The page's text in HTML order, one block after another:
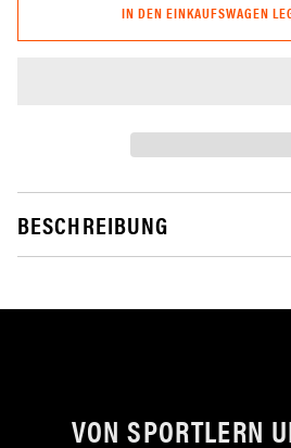
IN DEN EINKAUFSWAGEN
BESCHREIBUNG
VON SPORTLERN